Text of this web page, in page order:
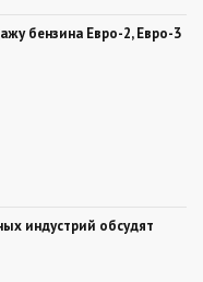
бензина Евро-2, Евро-3
индустрий обсудят